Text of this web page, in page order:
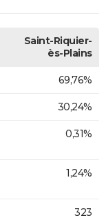
Saint-Riquier-
ès-Plains
69,76%
30,24%
0,31%
1,24%
323